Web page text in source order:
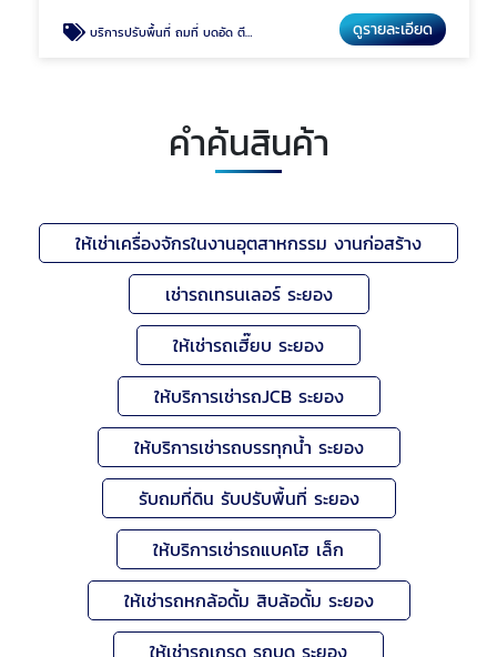
บริการปรับพื้นที่ ถมที่ บดอัด ตีป่า ดูรายละเอียด
คำค้นสินค้า
ให้เช่าเครื่องจักรในงานอุตสาหกรรม งานก่อสร้าง
เช่ารถเทรนเลอร์ ระยอง
ให้เช่ารถเฮี๊ยบ ระยอง
ให้บริการเช่ารถJCB ระยอง
ให้บริการเช่ารถบรรทุกน้ำ ระยอง
รับถมที่ดิน รับปรับพื้นที่ ระยอง
ให้บริการเช่ารถแบคโฮ เล็ก
ให้เช่ารถหกล้อดั้ม สิบล้อดั้ม ระยอง
ให้เช่ารถเกรด รถบด ระยอง